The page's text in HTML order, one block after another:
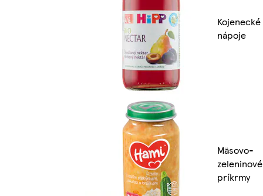
Kojenecké
nápoje
Mäsovo-
zeleninové
príkrmy